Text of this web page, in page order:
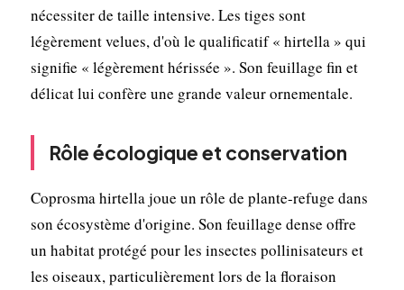
nécessiter de taille intensive. Les tiges sont
légèrement velues, d'où le qualificatif « hirtella » qui
signifie « légèrement hérissée ». Son feuillage fin et
délicat lui confère une grande valeur ornementale.
Rôle écologique et conservation
Coprosma hirtella joue un rôle de plante-refuge dans
son écosystème d'origine. Son feuillage dense offre
un habitat protégé pour les insectes pollinisateurs et
les oiseaux, particulièrement lors de la floraison